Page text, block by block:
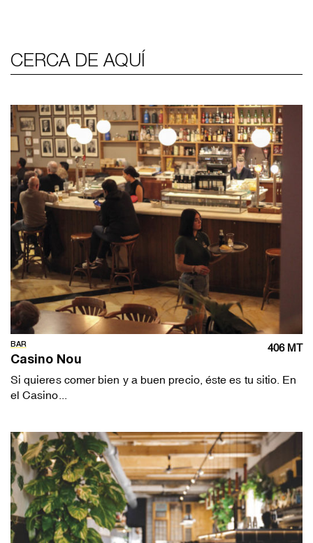
CERCA DE AQUÍ
BAR 406 MT
Casino Nou
Si quieres comer bien y a buen precio, éste es tu sitio. En
el Casino...